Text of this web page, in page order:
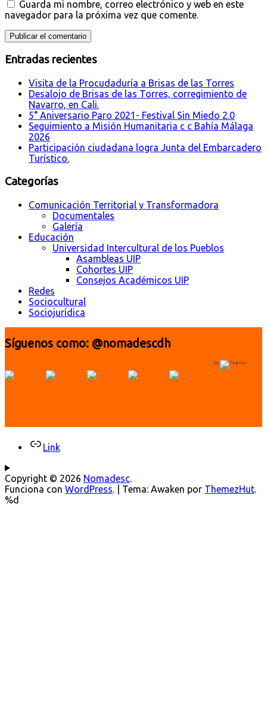
Guarda mi nombre, correo electrónico y web en este
navegador para la próxima vez que comente.
Entradas recientes
Visita de la Procudaduría a Brisas de las Torres
Desalojo de Brisas de las Torres, corregimiento de
Navarro, en Cali.
5° Aniversario Paro 2021- Festival Sin Miedo 2.0
Seguimiento a Misión Humanitaria c c Bahía Málaga
2026
Participación ciudadana logra Junta del Embarcadero
Turístico.
Categorías
Comunicación Territorial y Transformadora
Documentales
Galería
Educación
Universidad Intercultural de los Pueblos
Asambleas UIP
Cohortes UIP
Consejos Académicos UIP
Redes
Sociocultural
Sociojurídica
Síguenos como: @nomadescdh
by
Link
Copyright © 2026 Nomadesc.
Funciona con WordPress. Tema: Awaken por ThemezHut.
%d